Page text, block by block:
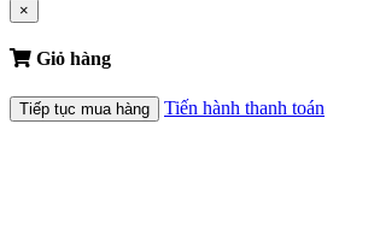
×
Giỏ hàng
Tiếp tục mua hàng Tiến hành thanh toán